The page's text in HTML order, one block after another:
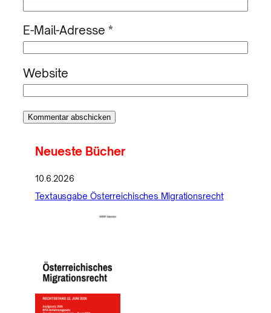
E-Mail-Adresse *
Website
Neueste Bücher
10.6.2026
Textausgabe Österreichisches Migrationsrecht